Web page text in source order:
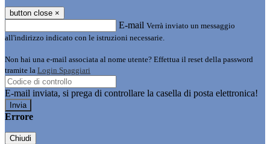
button close ×
E-mail Verrà inviato un messaggio
all'indirizzo indicato con le istruzioni necessarie.
Non hai una e-mail associata al nome utente? Effettua il reset della password
tramite la Login Spaggiari
E-mail inviata, si prega di controllare la casella di posta elettronica!
Errore
Chiudi